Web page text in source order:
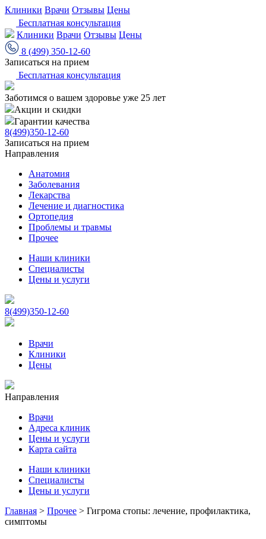
Клиники Врачи Отзывы Цены
Бесплатная консультация
Клиники Врачи Отзывы Цены
8 (499) 350-12-60
Записаться на прием
Бесплатная консультация
Заботимся о вашем здоровье уже 25 лет
Акции и скидки
Гарантии качества
8(499)350-12-60
Записаться на прием
Направления
Анатомия
Заболевания
Лекарства
Лечение и диагностика
Ортопедия
Проблемы и травмы
Прочее
Наши клиники
Специалисты
Цены и услуги
8(499)350-12-60
Врачи
Клиники
Цены
Направления
Врачи
Адреса клиник
Цены и услуги
Карта сайта
Наши клиники
Специалисты
Цены и услуги
Главная > Прочее > Гигрома стопы: лечение, профилактика,
симптомы